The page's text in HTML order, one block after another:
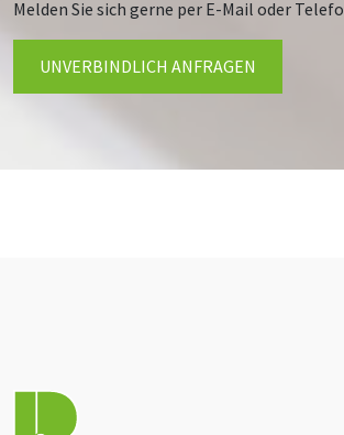
Melden Sie sich gerne per E-Mail oder
UNVERBINDLICH ANFRAGEN